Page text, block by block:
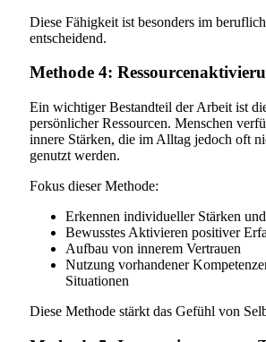
Diese Fähigkeit ist besonders im
entscheidend.
Methode 4:
Ein wichtiger Bestandteil der Arbeit ist
persönlicher Ressourcen. Menschen
innere Stärken, die im Alltag jedoch oft
genutzt werden.
Fokus dieser Methode:
Erkennen individueller Stärken
Bewusstes Aktivieren positiver
Aufbau von innerem Vertrauen
Nutzung vorhandener
Situationen
Diese Methode stärkt das Gefühl von